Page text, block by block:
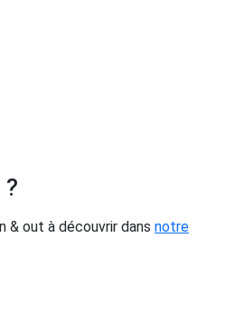
?
& out à découvrir dans notre